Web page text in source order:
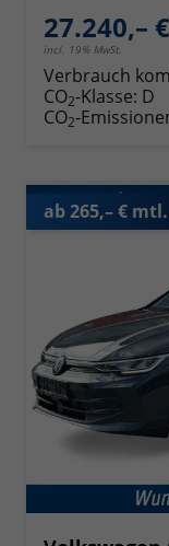
27.240,– €
incl. 19% MwSt.
Verbrauch
CO2-Klasse: D
CO2-
ab 265,– € mtl.